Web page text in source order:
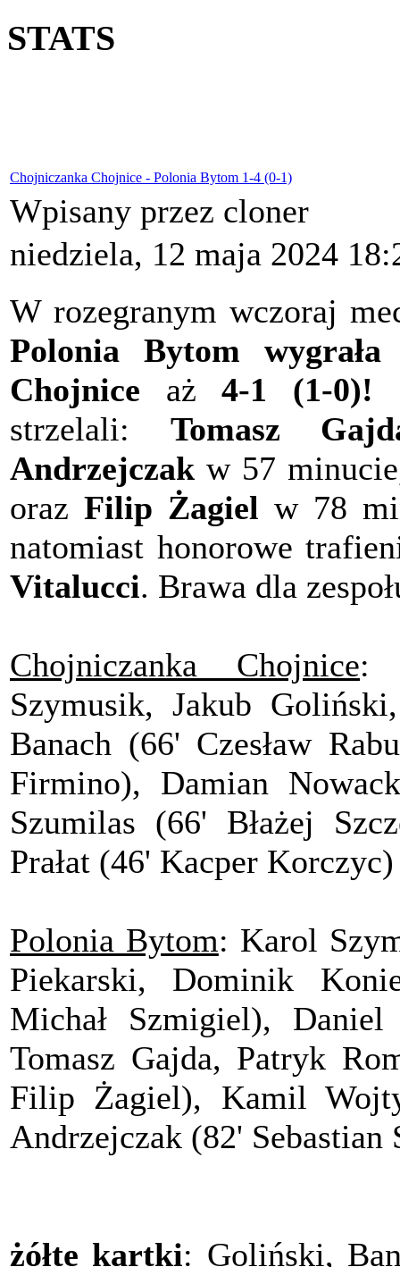
STATS
Chojniczanka Chojnice - Polonia Bytom 1-4 (0-1)
Wpisany przez cloner
niedziela, 12 maja 2024
W rozegranym wczoraj
Polonia Bytom wygrała
Chojnice aż4-1 (1-0)!
strzelali: Tomasz
Andrzejczak w 57
oraz Filip Żagiel w 78
natomiast honorowe
Vitalucci. Brawa dla
Chojniczanka Chojnice:
Szymusik, Jakub
Banach (66' Czesław
Firmino), Damian
Szumilas (66' Błażej
Prałat (46' Kacper
Polonia Bytom: Karol
Piekarski, Dominik
Michał Szmigiel),
Tomasz Gajda, Patryk
Filip Żagiel), Kamil
Andrzejczak (82' Sebastian
żółte kartki: Goliński,